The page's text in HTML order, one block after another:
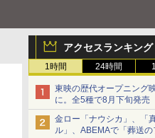
アクセスランキング
1時間 24時間
東映の歴代オープニング
に。全5種で8月下旬発売
金ロー「ナウシカ」、「
ル」、ABEMAで「葬送